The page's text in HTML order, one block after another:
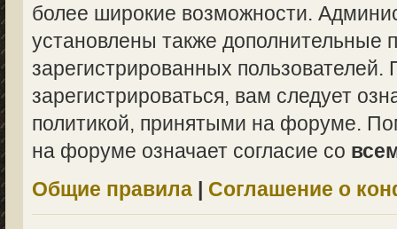
более широкие возможности.
установлены также дополнительные
зарегистрированных
зарегистрироваться, вам следует
политикой, принятыми на форуме.
на форуме означает согласие со
Общие правила | Соглашение о